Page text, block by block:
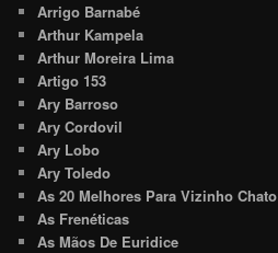
Arrigo Barnabé
Arthur Kampela
Arthur Moreira Lima
Artigo 153
Ary Barroso
Ary Cordovil
Ary Lobo
Ary Toledo
As 20 Melhores Para Vizinho Chato
As Frenéticas
As Mãos De Euridice